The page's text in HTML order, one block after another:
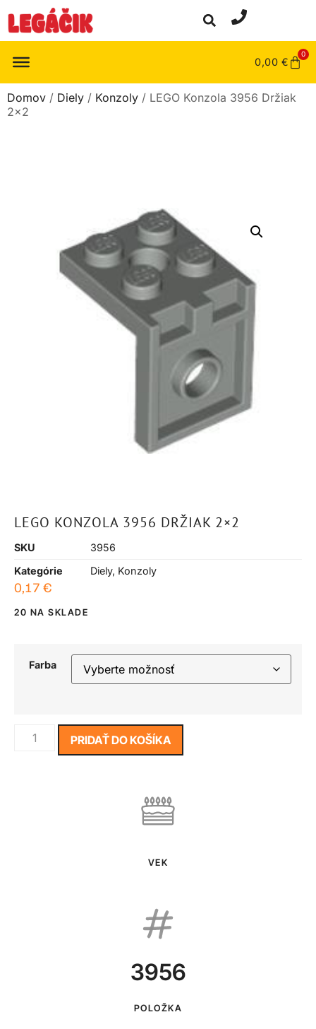
0,00 €
0
Domov / Diely / Konzoly / LEGO Konzola 3956 Držiak
2×2
LEGO KONZOLA 3956 DRŽIAK 2×2
SKU
3956
Kategórie
Diely, Konzoly
0,17 €
20 NA SKLADE
Farba
PRIDAŤ DO KOŠÍKA
VEK
3956
POLOŽKA